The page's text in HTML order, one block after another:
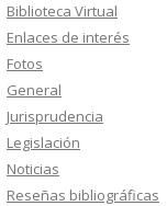
Biblioteca Virtual
Enlaces de interés
Fotos
General
Jurisprudencia
Legislación
Noticias
Reseñas bibliográficas